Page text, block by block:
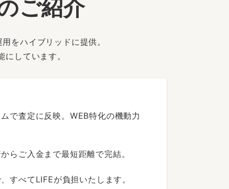
ご紹介
をハイブリッドに提供。
しています。
で査定に反映。WEB特化の機動力
らご入金まで最短距離で完結。
すべてLIFEが負担いたします。